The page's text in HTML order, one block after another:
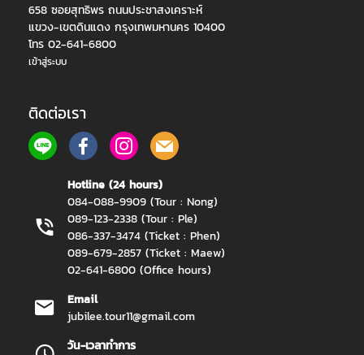
658 ซอยสุทธิพร ถนนประชาสงเคราะห์
แขวง-เขตดินแดง กรุงเทพมหานคร 10400
โทร 02-641-6800
เข้าสู่ระบบ
ติดต่อเรา
Hotline (24 hours)
084-088-9909 (Tour : Nong)
089-123-2338 (Tour : Ple)
086-337-3474 (Ticket : Phen)
089-679-2857 (Ticket : Maew)
02-641-6800 (Office hours)
Email
jubilee.tour11@gmail.com
วัน-เวลาทำการ